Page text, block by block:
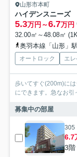
山形市本町
ハイデンスニーズ
5.3万円～6.7万円
32.00㎡～48.08㎡
奥羽本線「山形」
オートロック エ
歩いてすぐ(200m)に
にできます。急なお
募集中の部屋
305
6.7
3階